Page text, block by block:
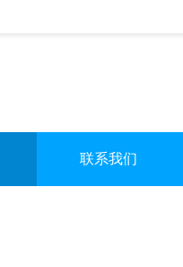
联系我们